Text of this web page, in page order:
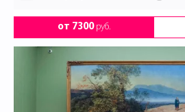
от 7300руб.